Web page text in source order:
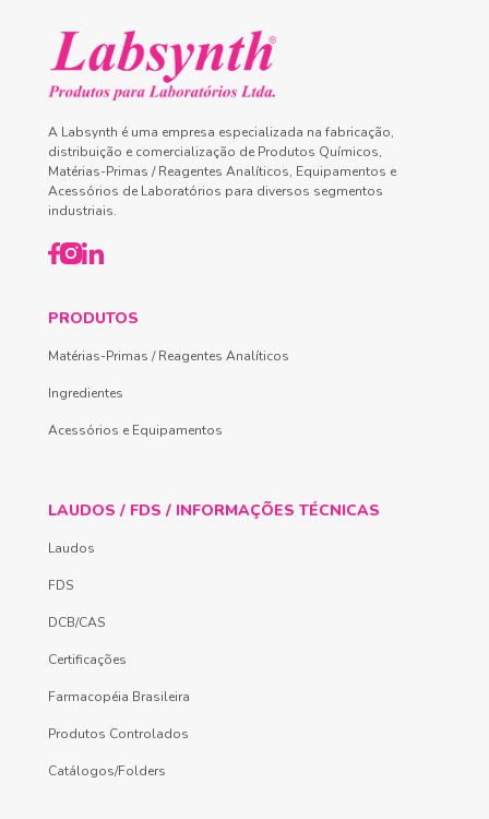
A Labsynth é uma empresa especializada na fabricação,
distribuição e comercialização de Produtos Químicos,
Matérias-Primas / Reagentes Analíticos, Equipamentos e
Acessórios de Laboratórios para diversos segmentos
industriais.
PRODUTOS
Matérias-Primas / Reagentes Analíticos
Ingredientes
Acessórios e Equipamentos
LAUDOS / FDS / INFORMAÇÕES TÉCNICAS
Laudos
FDS
DCB/CAS
Certificações
Farmacopéia Brasileira
Produtos Controlados
Catálogos/Folders